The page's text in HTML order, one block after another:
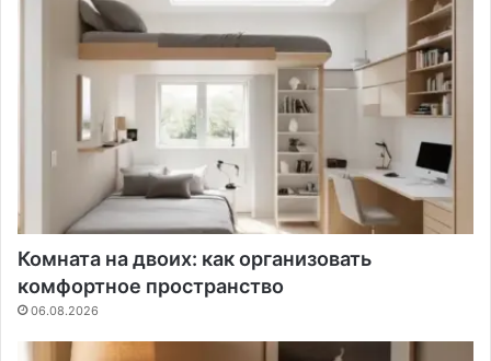
Комната на двоих: как организовать
комфортное пространство
06.08.2026